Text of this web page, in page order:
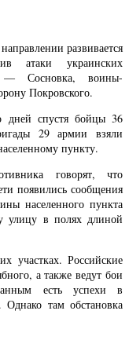
развивается
атаки украинских
— Сосновка, воины-
Покровского.
дней спустя бойцы 36
29 армии взяли
пункту.
говорят, что
появились сообщения
населенного пункта
улицу в полях длиной
участках. Российские
а также ведут бои
есть успехи в
там обстановка